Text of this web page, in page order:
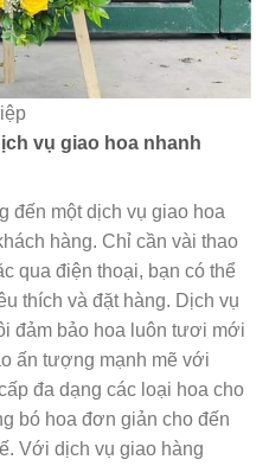
vụ giao hoa nhanh
đến một dịch vụ giao hoa
hàng. Chỉ cần vài thao
qua điện thoại, bạn có thể
thích và đặt hàng. Dịch vụ
đảm bảo hoa luôn tươi mới
ấn tượng mạnh mẽ với
đa dạng các loại hoa cho
bó hoa đơn giản cho đến
Với dịch vụ giao hàng